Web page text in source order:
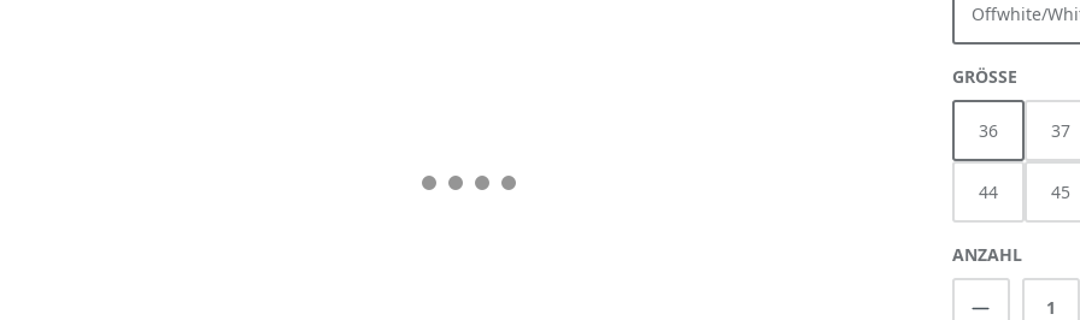
Offwhite/
GRÖSSE
36 37
44 45
ANZAHL